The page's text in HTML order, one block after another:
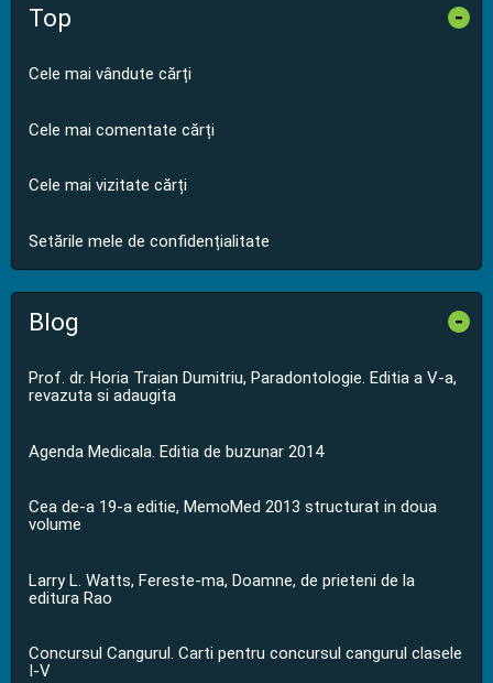
Top -
Cele mai vândute cărți
Cele mai comentate cărți
Cele mai vizitate cărți
Setările mele de confidențialitate
Blog -
Prof. dr. Horia Traian Dumitriu, Paradontologie. Editia a V-a,
revazuta si adaugita
Agenda Medicala. Editia de buzunar 2014
Cea de-a 19-a editie, MemoMed 2013 structurat in doua
volume
Larry L. Watts, Fereste-ma, Doamne, de prieteni de la
editura Rao
Concursul Cangurul. Carti pentru concursul cangurul clasele
I-V